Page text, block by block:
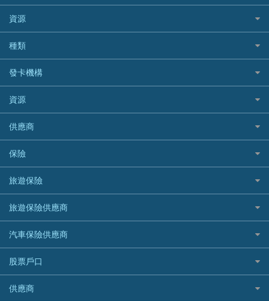
稅季/稅務貸款
網上貸款
結餘轉戶(清卡數貸款)
銀行貸款
財務公司貸款
免入息貸款
免TU貸款
急借錢
緊急貸款比較
最佳小額貸款比較
易批必批貸款
24小時貸款
最佳循環貸款
BEA 東亞銀行
BOC 中國銀行
Cashing Pro 優尚信貸
CCB(Asia) 中國建設銀行 (亞洲)
Citibank 花旗銀行
CNCBI 信銀國際
CreFIT 維信
DBS 星展銀行
DSB 大新銀行
HSBC 滙豐銀行貸款
K Cash 貸款
Mox 銀行
National Resources 中潤物業按揭
OCBC 華僑銀行
PrimeCredit 安信信貸
資源
如何申請個人貸款
如何管理個人貸款
個人貸款有用資訊
清卡數貸款教學
循環貸款教學
個人化貸款產品推介 🔥全新
債務重組一覽
供樓利息扣稅
最佳貸款app
種類
網購優惠
精選外幣網購信用卡
尊尚信用卡
公司信用卡
電子錢包信用卡
日本遊信用卡攻略
韓國遊信用卡攻略
台灣遊信用卡攻略
機場貴賓室信用卡
銀聯信用卡
高獎賞信用卡推薦
酒店信用卡
發卡機構
Citibank花旗銀行
AE美國運通
DBS星展銀行
HSBC滙豐銀行
Mox
信銀國際
大新銀行
恒生銀行
Standard Chartered渣打銀行
東亞銀行
資源
Black Friday優惠
淘寶付款方式
一田購物優惠日
SOGO感謝祭
HKTVmall優惠碼
交稅優惠
酒店優惠碼
機票優惠碼
供應商
八達通自動增值信用卡
保險
旅遊保險
汽車保險
家居保險
家傭保險
寵物保險
定期人壽保險
危疾保險
旅遊保險
日本旅遊保險及資訊
泰國旅遊保險及資訊
台灣旅遊保險及資訊
韓國旅遊保險及資訊
歐洲旅遊保險及資訊
越南旅遊保險及資訊
旅遊保險供應商
AXA 安盛
AIG 美亞
Allianz 安聯
Allied World 世聯
汽車保險供應商
大新汽車保險
中銀汽車保險
Allianz安聯汽車保險
股票戶口
富途證券
供應商